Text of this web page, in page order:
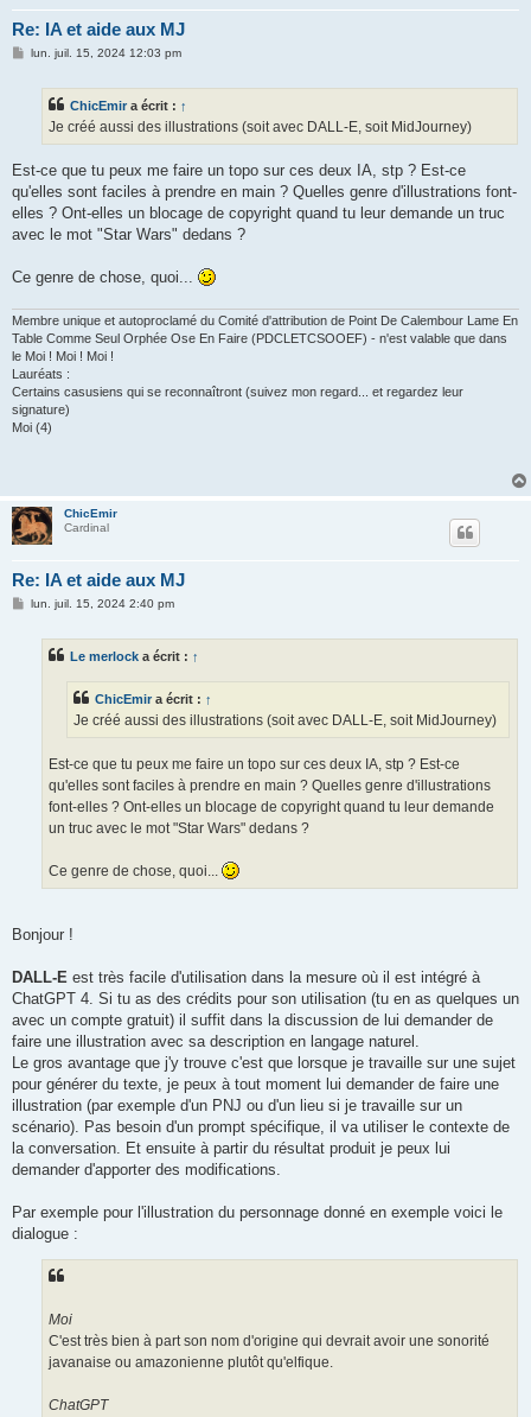
Re: IA et aide aux MJ
Mlun. juil. 15, 2024 12:03 pm
ChicEmir a écrit : ↑
Je créé aussi des illustrations (soit avec DALL-E, soit MidJourney)
Est-ce que tu peux me faire un topo sur ces deux IA, stp ? Est-ce
qu'elles sont faciles à prendre en main ? Quelles genre d'illustrations font-
elles ? Ont-elles un blocage de copyright quand tu leur demande un truc
avec le mot "Star Wars" dedans ?
Ce genre de chose, quoi...
Membre unique et autoproclamé du Comité d'attribution de Point De Calembour Lame En
Table Comme Seul Orphée Ose En Faire (PDCLETCSOOEF) - n'est valable que dans
le Moi ! Moi ! Moi !
Lauréats :
Certains casusiens qui se reconnaîtront (suivez mon regard... et regardez leur
signature)
Moi (4)
ChicEmir
Cardinal
Re: IA et aide aux MJ
Mlun. juil. 15, 2024 2:40 pm
Le merlock a écrit : ↑
ChicEmira écrit : ↑
Je créé aussi des illustrations (soit avec DALL-E, soit MidJourney)
Est-ce que tu peux me faire un topo sur ces deux IA, stp ? Est-ce
qu'elles sont faciles à prendre en main ? Quelles genre d'illustrations
font-elles ? Ont-elles un blocage de copyright quand tu leur demande
un truc avec le mot "Star Wars" dedans ?
Ce genre de chose, quoi...
Bonjour !
DALL-E est très facile d'utilisation dans la mesure où il est intégré à
ChatGPT 4. Si tu as des crédits pour son utilisation (tu en as quelques un
avec un compte gratuit) il suffit dans la discussion de lui demander de
faire une illustration avec sa description en langage naturel.
Le gros avantage que j'y trouve c'est que lorsque je travaille sur une sujet
pour générer du texte, je peux à tout moment lui demander de faire une
illustration (par exemple d'un PNJ ou d'un lieu si je travaille sur un
scénario). Pas besoin d'un prompt spécifique, il va utiliser le contexte de
la conversation. Et ensuite à partir du résultat produit je peux lui
demander d'apporter des modifications.
Par exemple pour l'illustration du personnage donné en exemple voici le
dialogue :
Moi
C'est très bien à part son nom d'origine qui devrait avoir une sonorité
javanaise ou amazonienne plutôt qu'elfique.
ChatGPT